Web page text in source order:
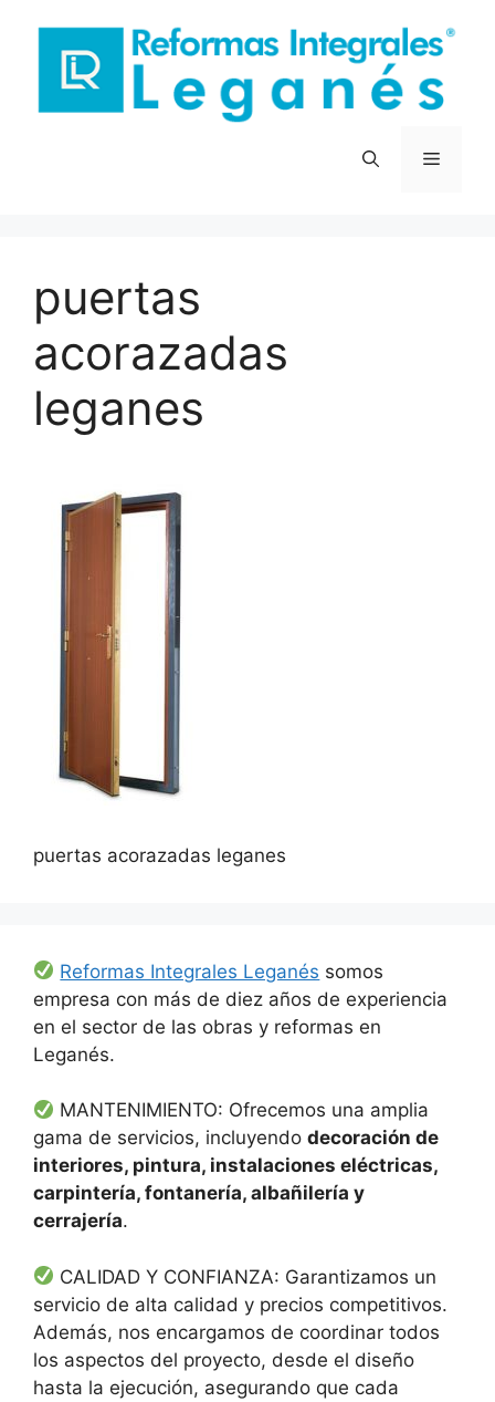
contenido
Menú
puertas
acorazadas
leganes
puertas acorazadas leganes
Reformas Integrales Leganés somos
empresa con más de diez años de experiencia
en el sector de las obras y reformas en
Leganés.
MANTENIMIENTO: Ofrecemos una amplia
gama de servicios, incluyendo decoración de
interiores, pintura, instalaciones eléctricas,
carpintería, fontanería, albañilería y
cerrajería.
CALIDAD Y CONFIANZA: Garantizamos un
servicio de alta calidad y precios competitivos.
Además, nos encargamos de coordinar todos
los aspectos del proyecto, desde el diseño
hasta la ejecución, asegurando que cada